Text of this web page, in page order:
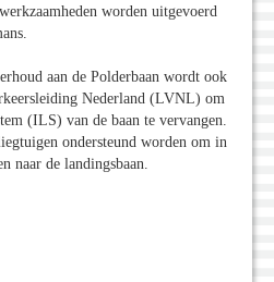
worden uitgevoerd
aan de Polderbaan wordt ook
Nederland (LVNL) om
(ILS) van de baan te vervangen.
ondersteund worden om in
naar de landingsbaan.